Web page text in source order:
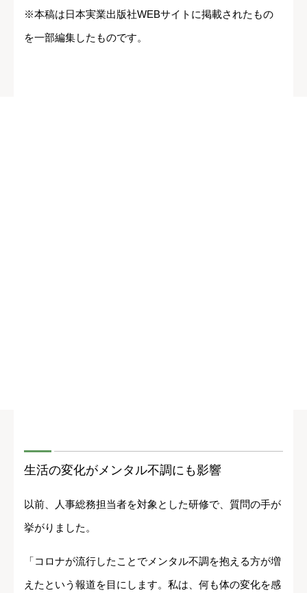
※本稿は日本実業出版社WEBサイトに掲載されたもの
を一部編集したものです。
生活の変化がメンタル不調にも影響
以前、人事総務担当者を対象とした研修で、質問の手が
挙がりました。
「コロナが流行したことでメンタル不調を抱える方が増
えたという報道を目にします。私は、何も体の変化を感